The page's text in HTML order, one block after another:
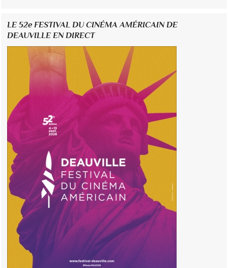
LE 52e FESTIVAL DU CINÉMA AMÉRICAIN DE
DEAUVILLE EN DIRECT